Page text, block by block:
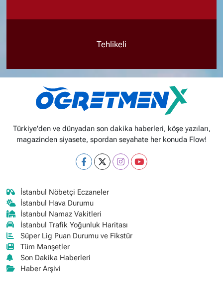
Tehlikeli
Türkiye'den ve dünyadan son dakika haberleri, köşe yazıları,
magazinden siyasete, spordan seyahate her konuda Flow!
İstanbul Nöbetçi Eczaneler
İstanbul Hava Durumu
İstanbul Namaz Vakitleri
İstanbul Trafik Yoğunluk Haritası
Süper Lig Puan Durumu ve Fikstür
Tüm Manşetler
Son Dakika Haberleri
Haber Arşivi